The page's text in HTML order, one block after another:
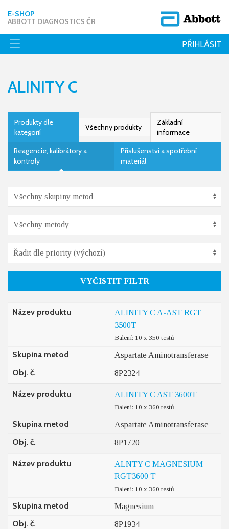
E-SHOP
ABBOTT DIAGNOSTICS ČR
PŘIHLÁSIT
ALINITY C
Produkty dle
kategorií
Všechny produkty
Základní
informace
Reagencie, kalibrátory a
kontroly
Příslušenství a spotřební
materiál
VYČISTIT FILTR
Název produktu
ALINITY C A-AST RGT
3500T
Balení: 10 x 350 testů
Skupina metod Aspartate Aminotransferase
Obj. č. 8P2324
Název produktu ALINITY C AST 3600T
Balení: 10 x 360 testů
Skupina metod Aspartate Aminotransferase
Obj. č. 8P1720
Název produktu
ALNTY C MAGNESIUM
RGT3600 T
Balení: 10 x 360 testů
Skupina metod Magnesium
Obj. č. 8P1934